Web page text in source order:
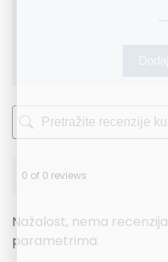
0 of 0 reviews
Nažalost, nema
parametrima.